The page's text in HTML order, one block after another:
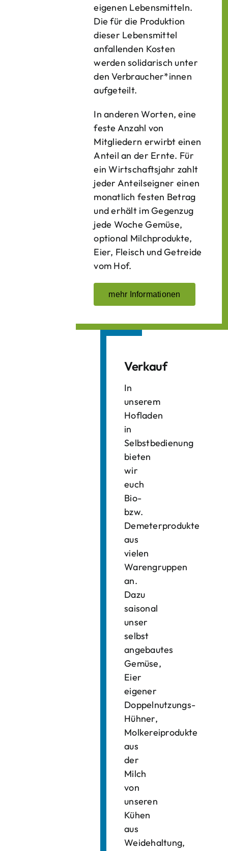
eigenen Lebens­mitteln.
Die für die Produktion
dieser Lebens­mittel
anfallenden Kosten
werden solidarisch unter
den Verbraucher*­innen
aufgeteilt.
In anderen Worten, eine
feste Anzahl von
Mitgliedern erwirbt einen
Anteil an der Ernte. Für
ein Wirtschaftsjahr zahlt
jeder Anteilseigner einen
monatlich festen Betrag
und erhält im Gegenzug
jede Woche Gemüse,
optional Milchprodukte,
Eier, Fleisch und Getreide
vom Hof.
mehr Informationen
Verkauf
In
unserem
Hofladen
in
Selbstbedienung
bieten
wir
euch
Bio-
bzw.
Demeterprodukte
aus
vielen
Warengruppen
an.
Dazu
saisonal
unser
selbst
angebautes
Gemüse,
Eier
eigener
Doppelnutzungs-
Hühner,
Molkereiprodukte
aus
der
Milch
von
unseren
Kühen
aus
Weidehaltung,